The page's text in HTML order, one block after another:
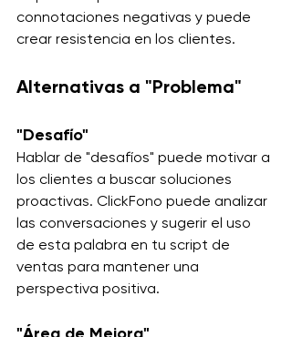
connotaciones negativas y puede
crear resistencia en los clientes.
Alternativas a "Problema"
"Desafío"
Hablar de "desafíos" puede motivar a
los clientes a buscar soluciones
proactivas. ClickFono puede analizar
las conversaciones y sugerir el uso
de esta palabra en tu script de
ventas para mantener una
perspectiva positiva.